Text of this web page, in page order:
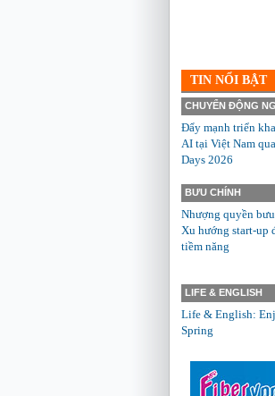
TIN NỔI BẬT
CHUYỂN ĐỘNG
Đẩy mạnh triển
AI tại Việt Nam
Days 2026
BƯU CHÍNH
Nhượng quyền
Xu hướng start-up
tiềm năng
LIFE & ENGLISH
Life & English:
Spring